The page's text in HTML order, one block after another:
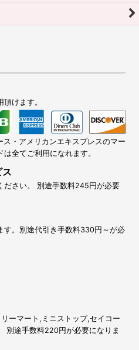
けます。
・アメリカンエキスプレスのマー
全てご利用になれます。
ださい。 別途手数料245円が必要
す。別途代引き手数料330円～が必
ーマート,ミニストップ,セイコー
別途手数料220円が必要になりま